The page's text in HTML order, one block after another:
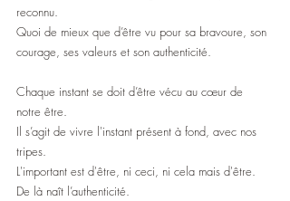
reconnu.
Quoi de mieux que d’être vu pour sa bravoure, son
courage, ses valeurs et son authenticité.
Chaque instant se doit d’être vécu au cœur de
notre être.
Il s’agit de vivre l'instant présent à fond, avec nos
tripes.
L'important est d'être, ni ceci, ni cela mais d'être.
De là naît l’authenticité.